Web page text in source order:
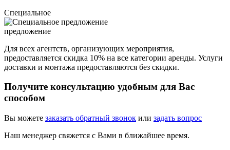
Специальное
предложение
Для всех агентств, организующих мероприятия,
предоставляется скидка 10% на все категории аренды. Услуги
доставки и монтажа предоставляются без скидки.
Получите консультацию удобным для Вас
способом
Вы можете заказать обратный звонок или задать вопрос
Наш менеджер свяжется с Вами в ближайшее время.